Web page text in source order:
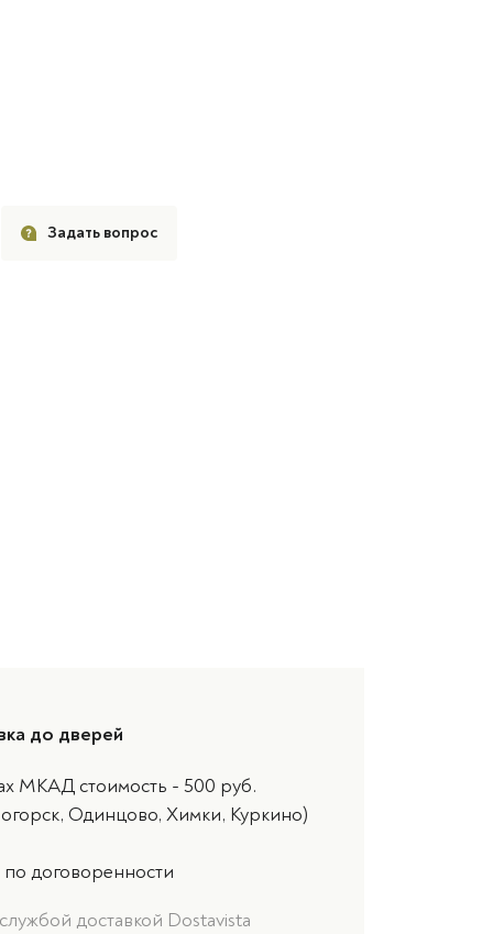
Задать вопрос
до дверей
МКАД стоимость - 500 руб.
Одинцово, Химки, Куркино)
договоренности
доставкой Dostavista